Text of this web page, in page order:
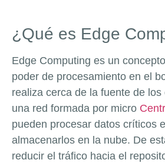
¿Qué es Edge
Edge Computing es un
poder de procesamiento en el
realiza cerca de la fuente de
una red formada por micro
pueden procesar datos críticos
almacenarlos en la nube. De
reducir el tráfico hacia el